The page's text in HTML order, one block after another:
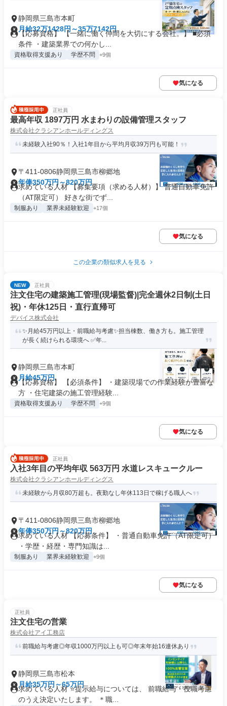
静岡県三島市本町
月給32万1428円～35万7142円
【応募資格】 【一緒に働く仲間を大切にする会社。】 ■必須
条件 ・建築業界での何かし...
資格取得支援あり 学歴不問 +9個
気になる
正社員
最高年収 1897万円 水まわりの設備管理スタッフ
株式会社クラシアンホールディングス
未経験入社90％！入社1年目から平均月収39万円も可能！
〒411-0806静岡県三島市柳郷地
年俸350万円～820万円
求めている人材 【募集要項（求める人材）】 普通自動車免許
（AT限定可） 好きな街でず...
制服あり 業界未経験歓迎 +17個
気になる
この企業の類似求人を見る
NEW 正社員
注文住宅の建築施工管理(現場監督)|完全週休2日制(土日
祝)・年休125日・直行直帰可
デバイス株式会社
✨月給45万円以上・前職給与考慮✨担当棟数、働き方も。施工管理
が長く続けられる環境へ ✅年...
静岡県三島市本町
月給45万円
【応募資格】 【必須条件】 ・建築現場での作業経験が豊富な
方 ・住宅建築の施工管理経験...
資格取得支援あり 学歴不問 +9個
気になる
正社員
入社3年目の平均年収 563万円 水道レスキュークルー
株式会社クラシアンホールディングス
未経験から月収80万超も。夜勤なし年休113日で稼げる職人へ
〒411-0806静岡県三島市柳郷地
年俸350万円～820万円
求めている人材 【応募条件】 ・普通自動車免許（AT限定可）
・学歴・経歴・専門知識は...
制服あり 業界未経験歓迎 +9個
気になる
正社員
注文住宅の営業
株式会社アイ工務店
前職給与考慮◎年収1000万円以上も可◎年末年始16連休あり
静岡県三島市松本
月給35万円～65万円
求めている人材 ⭐提示給与については、 前職給与・役職考慮
のうえ決定いたします。 ＊職...